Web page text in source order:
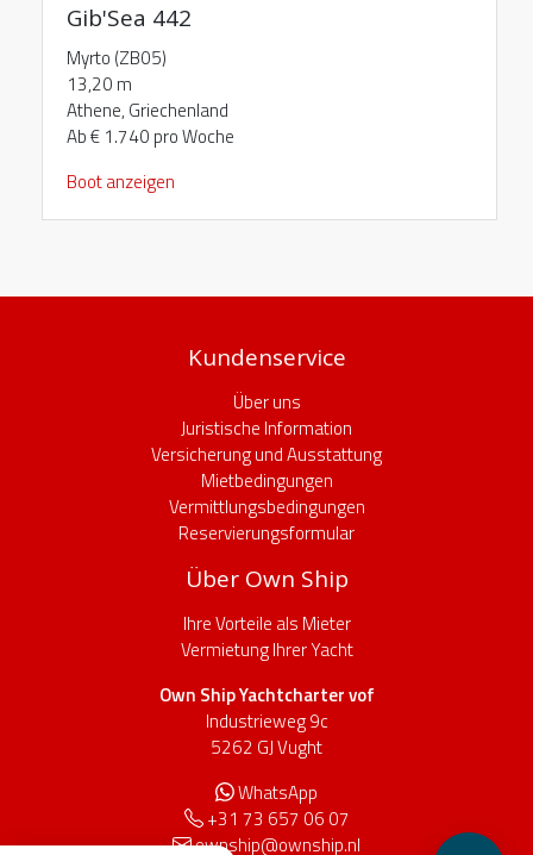
Gib'Sea 442
Myrto (ZB05)
13,20 m
Athene, Griechenland
Ab € 1.740 pro Woche
Boot anzeigen
Kundenservice
Über uns
Juristische Information
Versicherung und Ausstattung
Mietbedingungen
Vermittlungsbedingungen
Reservierungsformular
Über Own Ship
Ihre Vorteile als Mieter
Vermietung Ihrer Yacht
Own Ship Yachtcharter vof
Industrieweg 9c
5262 GJ Vught
WhatsApp
+31 73 657 06 07
ownship@ownship.nl